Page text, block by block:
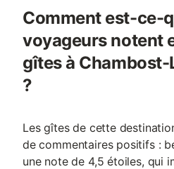
Comment est-ce-
voyageurs notent
gîtes à
?
Les gîtes de cette
de commentaires positifs :
une note de 4,5 étoiles, qui